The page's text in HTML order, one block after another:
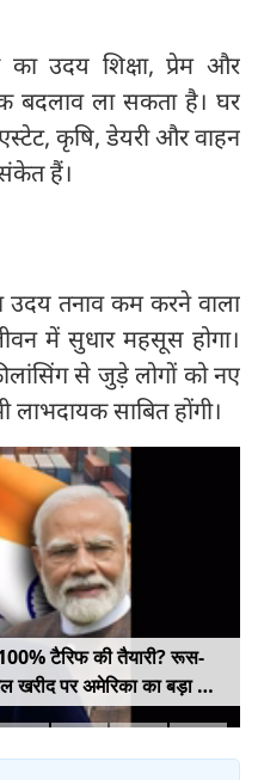
उदय शिक्षा, प्रेम और
बदलाव ला सकता है। घर
कृषि, डेयरी और वाहन
हैं।
उदय तनाव कम करने वाला
में सुधार महसूस होगा।
से जुड़े लोगों को नए
साबित होंगी।
टैरिफ की तैयारी? रूस-
खरीद पर अमेरिका का बड़ा वार,
पास